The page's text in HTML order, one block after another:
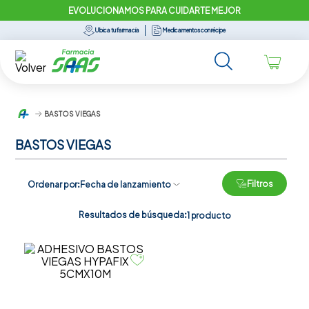
EVOLUCIONAMOS PARA CUIDARTE MEJOR
Ubica tu farmacia Medicamentos con récipe
BASTOS VIEGAS
BASTOS VIEGAS
Ordenar por Fecha de lanzamiento Filtros
Resultados de búsqueda:1 producto